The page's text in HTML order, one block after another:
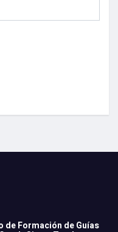
de Formación de Guías